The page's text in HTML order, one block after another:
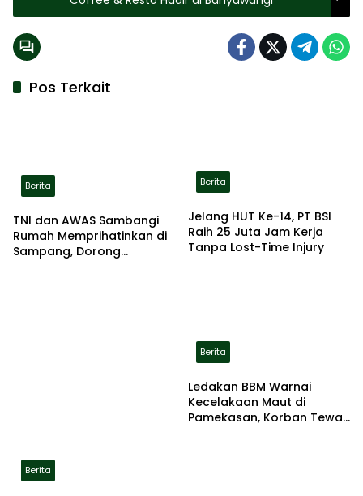
Pos Terkait
Berita
TNI dan AWAS Sambangi
Rumah Memprihatinkan di
Sampang, Dorong
Berita
Jelang HUT Ke-14, PT BSI
Raih 25 Juta Jam Kerja
Tanpa Lost-Time Injury
Berita
Berita
Ledakan BBM Warnai
Kecelakaan Maut di
Pamekasan, Korban Tewas